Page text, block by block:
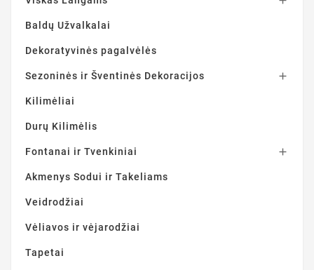
Baldų Užvalkalai
Dekoratyvinės pagalvėlės
Sezoninės ir Šventinės Dekoracijos 
Kilimėliai
Durų Kilimėlis
Fontanai ir Tvenkiniai 
Akmenys Sodui ir Takeliams
Veidrodžiai
Vėliavos ir vėjarodžiai
Tapetai